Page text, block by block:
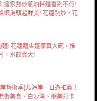
這家熱炒蔥油拌麵香到不行!
蠣湯頭超鮮美! 花蓮熱炒，花
: 花蓮麵店這家真大碗，推
，水餃真大!
藝術季]北海岸一日遊推薦！
街美食、白沙灣、網美打卡